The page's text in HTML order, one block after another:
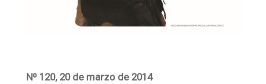
Nº 120, 20 de marzo de 2014